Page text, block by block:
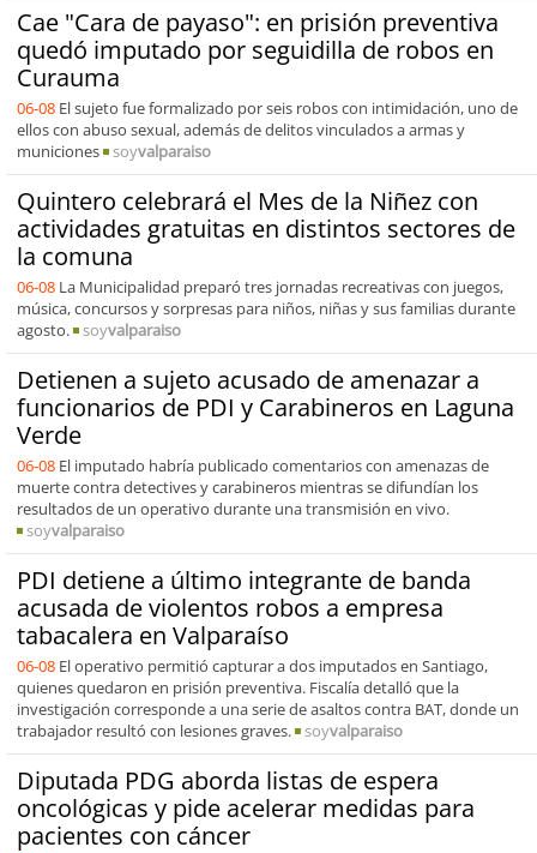
Cae "Cara de payaso": en prisión preventiva
quedó imputado por seguidilla de robos en
Curauma
06-08 El sujeto fue formalizado por seis robos con intimidación, uno de
ellos con abuso sexual, además de delitos vinculados a armas y
municiones
soyvalparaiso
Quintero celebrará el Mes de la Niñez con
actividades gratuitas en distintos sectores de
la comuna
06-08 La Municipalidad preparó tres jornadas recreativas con juegos,
música, concursos y sorpresas para niños, niñas y sus familias durante
agosto.
soyvalparaiso
Detienen a sujeto acusado de amenazar a
funcionarios de PDI y Carabineros en Laguna
Verde
06-08 El imputado habría publicado comentarios con amenazas de
muerte contra detectives y carabineros mientras se difundían los
resultados de un operativo durante una transmisión en vivo.
soyvalparaiso
PDI detiene a último integrante de banda
acusada de violentos robos a empresa
tabacalera en Valparaíso
06-08 El operativo permitió capturar a dos imputados en Santiago,
quienes quedaron en prisión preventiva. Fiscalía detalló que la
investigación corresponde a una serie de asaltos contra BAT, donde un
trabajador resultó con lesiones graves.
soyvalparaiso
Diputada PDG aborda listas de espera
oncológicas y pide acelerar medidas para
pacientes con cáncer